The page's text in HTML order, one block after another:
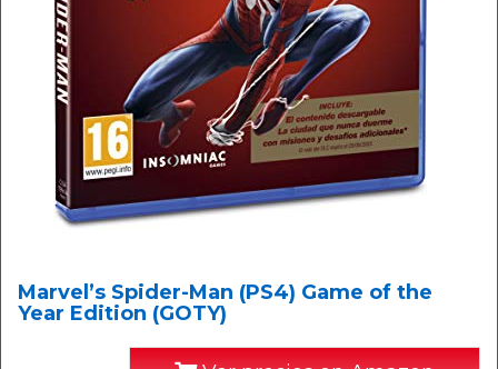
Marvel’s Spider-Man (PS4) Game of the
Year Edition (GOTY)